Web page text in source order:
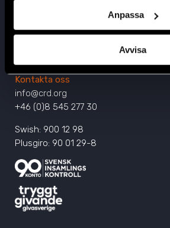
Anpassa
Avvisa
Civil Rights Defenders
Kontakta oss
info@crd.org
+46 (0)8 545 277 30
Swish: 900 12 98
Plusgiro: 90 01 29-8